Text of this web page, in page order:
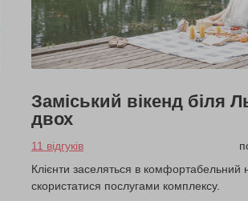
Заміський вікенд біля
двох
11 відгуків
Клієнти заселяться в комфортабельний
скористатися послугами комплексу.